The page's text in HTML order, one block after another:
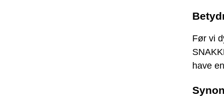
Før vi
have